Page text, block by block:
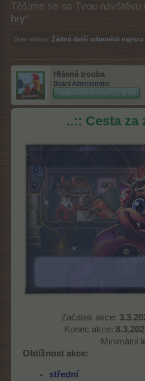
Těšíme se na Tvou návštěvu
hry“
Stav vlákna: Žádné další odpovědi nejsou
Hlásná trouba
Board Administrator
Team Farmerama CZ & SK
..:: Cesta za
Začátek akce:
Konec akce:
Minimální
Obtížnost akce:
střední